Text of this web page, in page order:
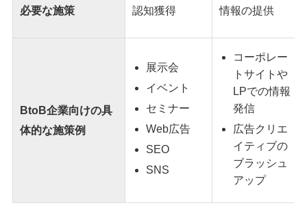
必要な施策 認知獲得 情報の提供
BtoB企業向けの具
体的な施策例
展示会
イベント
セミナー
Web広告
SEO
SNS
コーポレー
トサイトや
LPでの情報
発信
広告クリエ
イティブの
ブラッシュ
アップ